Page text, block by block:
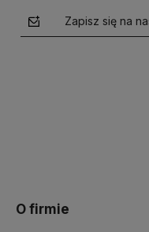
Zapisz się na
O firmie